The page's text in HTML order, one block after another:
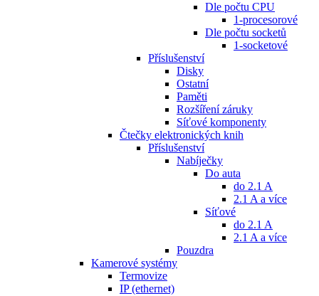
Dle počtu CPU
1-procesorové
Dle počtu socketů
1-socketové
Příslušenství
Disky
Ostatní
Paměti
Rozšíření záruky
Síťové komponenty
Čtečky elektronických knih
Příslušenství
Nabíječky
Do auta
do 2.1 A
2.1 A a více
Síťové
do 2.1 A
2.1 A a více
Pouzdra
Kamerové systémy
Termovize
IP (ethernet)